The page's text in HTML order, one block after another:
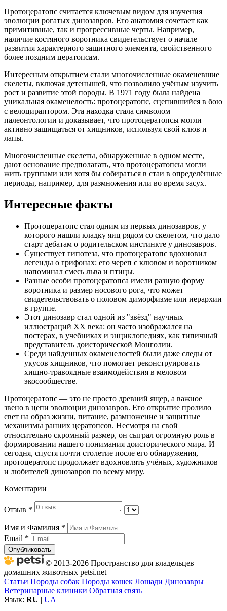
Протоцератопс считается ключевым видом для изучения
эволюции рогатых динозавров. Его анатомия сочетает как
примитивные, так и прогрессивные черты. Например,
наличие костяного воротника свидетельствует о начале
развития характерного защитного элемента, свойственного
более поздним цератопсам.
Интересным открытием стали многочисленные окаменевшие
скелеты, включая детенышей, что позволило учёным изучить
рост и развитие этой породы. В 1971 году была найдена
уникальная окаменелость: протоцератопс, сцепившийся в бою
с велоцираптором. Эта находка стала символом
палеонтологии и доказывает, что протоцератопсы могли
активно защищаться от хищников, используя свой клюв и
лапы.
Многочисленные скелеты, обнаруженные в одном месте,
дают основание предполагать, что протоцератопсы могли
жить группами или хотя бы собираться в стаи в определённые
периоды, например, для размножения или во время засух.
Интересные факты
Протоцератопс стал одним из первых динозавров, у
которого нашли кладку яиц рядом со скелетом, что дало
старт дебатам о родительском инстинкте у динозавров.
Существует гипотеза, что протоцератопс вдохновил
легенды о грифонах: его череп с клювом и воротником
напоминал смесь льва и птицы.
Разные особи протоцератопса имели разную форму
воротника и размер носового рога, что может
свидетельствовать о половом диморфизме или иерархии
в группе.
Этот динозавр стал одной из "звёзд" научных
иллюстраций XX века: он часто изображался на
постерах, в учебниках и энциклопедиях, как типичный
представитель доисторической Монголии.
Среди найденных окаменелостей были даже следы от
укусов хищников, что помогает реконструировать
хищно-травоядные взаимодействия в меловом
экосообществе.
Протоцератопс — это не просто древний ящер, а важное
звено в цепи эволюции динозавров. Его открытие пролило
свет на образ жизни, питание, размножение и защитные
механизмы ранних цератопсов. Несмотря на свой
относительно скромный размер, он сыграл огромную роль в
формировании нашего понимания доисторического мира. И
сегодня, спустя почти столетие после его обнаружения,
протоцератопс продолжает вдохновлять учёных, художников
и любителей динозавров по всему миру.
Коментарии
Отзыв *
Имя и Фамилия *
Email *
Опубликовать
© 2013-2026 Пространство для владельцев
домашних животных petsi.net
Статьи Породы собак Породы кошек Лошади Динозавры
Ветеринарные клиники Обратная связь
Язык: RU | UA